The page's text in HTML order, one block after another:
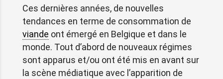
Ces dernières années, de nouvelles
tendances en terme de consommation de
viande ont émergé en Belgique et dans le
monde. Tout d’abord de nouveaux régimes
sont apparus et/ou ont été mis en avant sur
la scène médiatique avec l’apparition de